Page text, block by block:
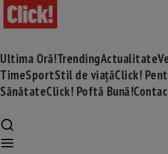
Ultima Oră!TrendingActualitate
TimeSportStil de viațăClick!
SănătateClick! Poftă Bună!